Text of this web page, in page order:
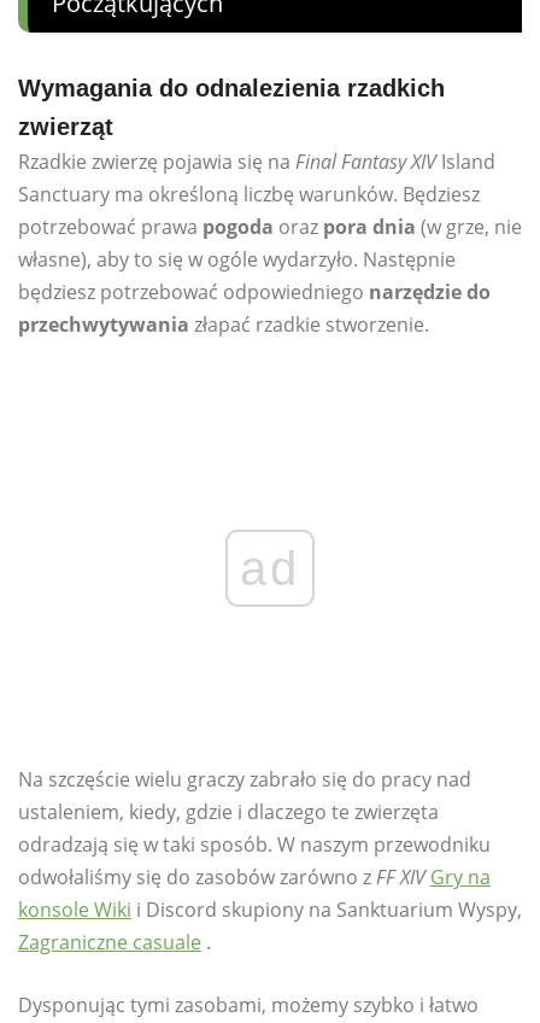
Wymagania do odnalezienia rzadkich
zwierząt
Rzadkie zwierzę pojawia się na Final Fantasy XIVIsland
Sanctuary ma określoną liczbę warunków. Będziesz
potrzebować prawa pogoda oraz pora dnia (w grze, nie
własne), aby to się w ogóle wydarzyło. Następnie
będziesz potrzebować odpowiedniego narzędzie do
przechwytywania złapać rzadkie stworzenie.
ad
Na szczęście wielu graczy zabrało się do pracy nad
ustaleniem, kiedy, gdzie i dlaczego te zwierzęta
odradzają się w taki sposób. W naszym przewodniku
odwołaliśmy się do zasobów zarówno zFF XIV Gry na
konsole Wiki i Discord skupiony na Sanktuarium Wyspy,
Zagraniczne casuale .
Dysponując tymi zasobami, możemy szybko i łatwo